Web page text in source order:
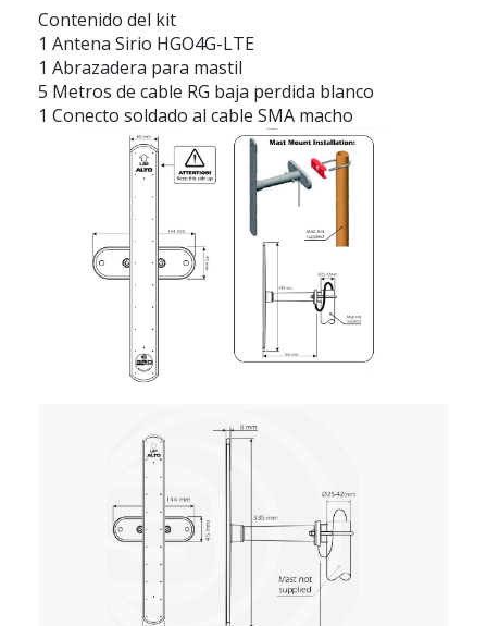
Contenido del kit
1 Antena Sirio HGO4G-LTE
1 Abrazadera para mastil
5 Metros de cable RG baja perdida blanco
1 Conecto soldado al cable SMA macho